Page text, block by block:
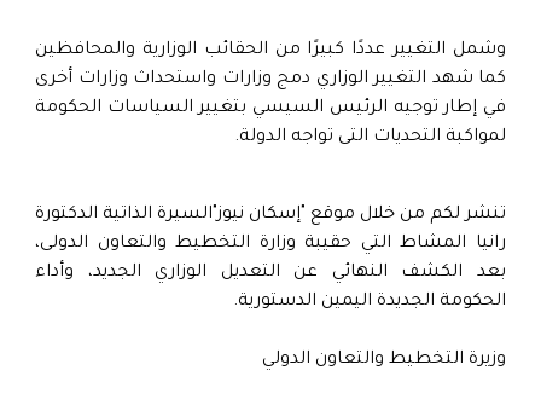
وشمل التغيير عددًا كبيرًا من الحقائب الوزارية والمحافظين
كما شهد التغيير الوزاري دمج وزارات واستحداث وزارات أخرى
في إطار توجيه الرئيس السيسي بتغيير السياسات الحكومة
لمواكبة التحديات التى تواجه الدولة.
تنشر لكم من خلال موقع "إسكان نيوز"السيرة الذاتية الدكتورة
رانيا المشاط التي حقيبة وزارة التخطيط والتعاون الدولى،
بعد الكشف النهائي عن التعديل الوزاري الجديد، وأداء
الحكومة الجديدة اليمين الدستورية.
وزيرة التخطيط والتعاون الدولي